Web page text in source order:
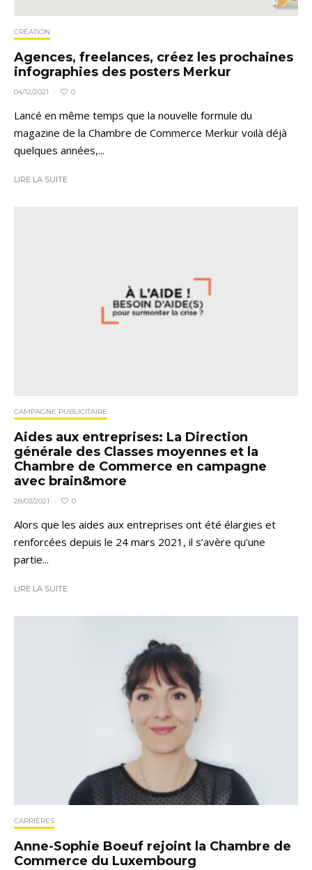
CRÉATION
Agences, freelances, créez les prochaines
infographies des posters Merkur
04/12/2021 · 0
Lancé en même temps que la nouvelle formule du
magazine de la Chambre de Commerce Merkur voilà déjà
quelques années,...
LIRE LA SUITE
CAMPAGNE PUBLICITAIRE
Aides aux entreprises: La Direction
générale des Classes moyennes et la
Chambre de Commerce en campagne
avec brain&more
28/03/2021 · 0
Alors que les aides aux entreprises ont été élargies et
renforcées depuis le 24 mars 2021, il s’avère qu’une
partie...
LIRE LA SUITE
CARRIÈRES
Anne-Sophie Boeuf rejoint la Chambre de
Commerce du Luxembourg